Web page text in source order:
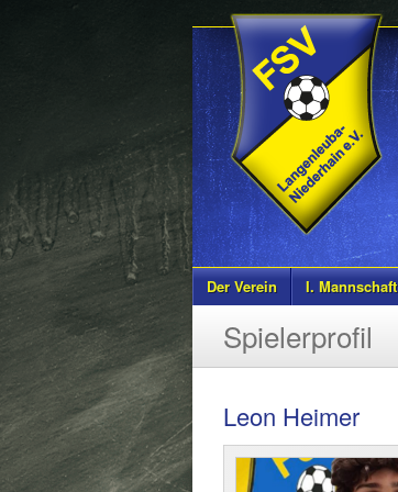
Der Verein I. Mannschaft
Spielerprofil
Leon Heimer